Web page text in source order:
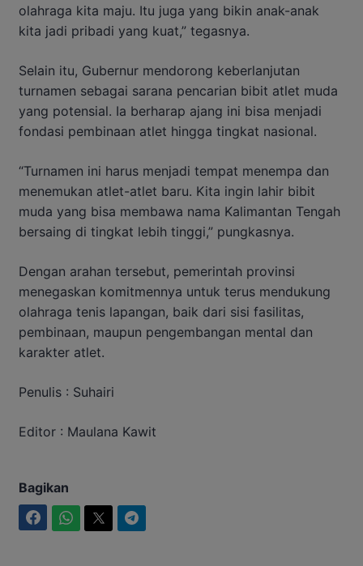
olahraga kita maju. Itu juga yang bikin anak-anak
kita jadi pribadi yang kuat,” tegasnya.
Selain itu, Gubernur mendorong keberlanjutan
turnamen sebagai sarana pencarian bibit atlet muda
yang potensial. Ia berharap ajang ini bisa menjadi
fondasi pembinaan atlet hingga tingkat nasional.
“Turnamen ini harus menjadi tempat menempa dan
menemukan atlet-atlet baru. Kita ingin lahir bibit
muda yang bisa membawa nama Kalimantan Tengah
bersaing di tingkat lebih tinggi,” pungkasnya.
Dengan arahan tersebut, pemerintah provinsi
menegaskan komitmennya untuk terus mendukung
olahraga tenis lapangan, baik dari sisi fasilitas,
pembinaan, maupun pengembangan mental dan
karakter atlet.
Penulis : Suhairi
Editor : Maulana Kawit
Bagikan